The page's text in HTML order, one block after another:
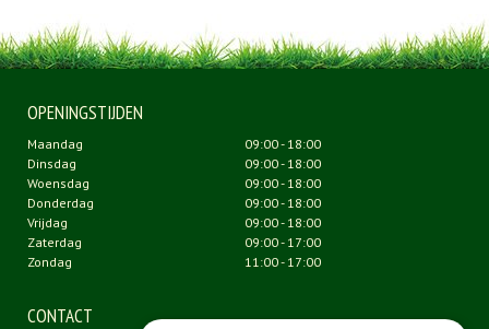
OPENINGSTIJDEN
Maandag
09:00 - 18:00
Dinsdag
09:00 - 18:00
Woensdag
09:00 - 18:00
Donderdag
09:00 - 18:00
Vrijdag
09:00 - 18:00
Zaterdag
09:00 - 17:00
Zondag
11:00 - 17:00
CONTACT